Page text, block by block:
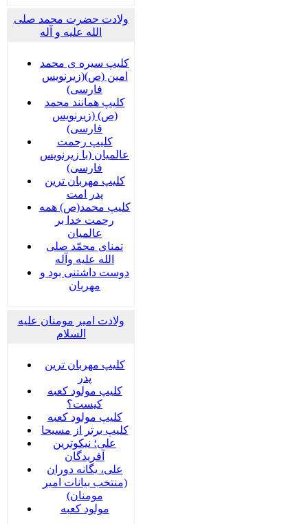
ولادت حضرت محمد صلی
الله علیه و آله
کلیپ سیره ی محمد
امین (ص)(زیرنویس
فارسی)
کلیپ همانند محمد
(ص) (زیرنویس
فارسی)
کلیپ رحمت
عالمیان (با زیرنویس
فارسی)
کلیپ مهربان ترین
پدر امت
کلیپ محمد(ص) همه
رحمت خدا بر
عالمیان
تمنای محمّد صلی
الله علیه وآله
دوست داشتنی بود و
مهربان
ولادت امیر مومنان علیه
السلام
کلیپ مهربان ترین
پدر
کلیپ مولود کعبه
کیست؟
کلیپ مولود کعبه
کلیپ برتر از مسیحا
علی؛ نیکوترین
آفریدگان
علی، یگانه دوران
(منتخب بیانات امیر
مومنان)
مولود کعبه